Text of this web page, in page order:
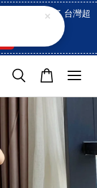
費已經開啓了 台灣超